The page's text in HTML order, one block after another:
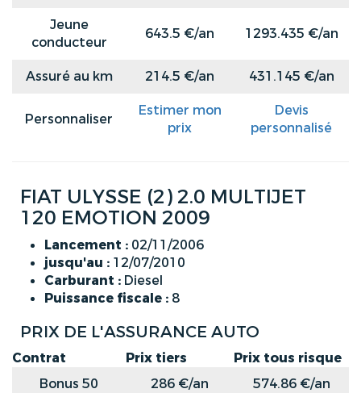
Jeune
conducteur
643.5 €/an 1293.435 €/an
Assuré au km 214.5 €/an 431.145 €/an
Personnaliser
Estimer mon
prix
Devis
personnalisé
FIAT ULYSSE (2) 2.0 MULTIJET
120 EMOTION 2009
Lancement : 02/11/2006
jusqu'au : 12/07/2010
Carburant : Diesel
Puissance fiscale : 8
PRIX DE L'ASSURANCE AUTO
Contrat Prix tiers
Prix tous risque
Bonus 50
286 €/an
574.86 €/an